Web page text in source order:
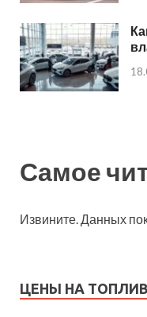
Самое
Извините. Данных
ЦЕНЫ НА